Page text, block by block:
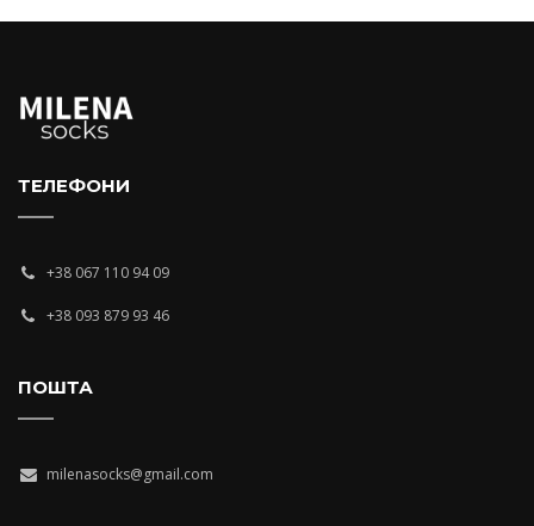
ТЕЛЕФОНИ
+38 067 110 94 09
+38 093 879 93 46
ПОШТА
milenasocks@gmail.com